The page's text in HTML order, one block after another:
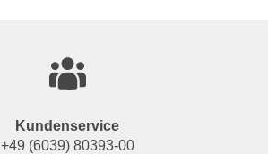
Kundenservice
+49 (6039) 80393-00